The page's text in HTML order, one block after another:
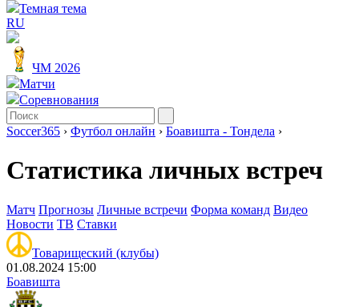
Темная тема
RU
ЧМ 2026
Матчи
Соревнования
Soccer365 › Футбол онлайн › Боавишта - Тондела ›
Статистика личных встреч
Матч Прогнозы Личные встречи Форма команд Видео
Новости ТВ Ставки
Товарищеский (клубы)
01.08.2024 15:00
Боавишта